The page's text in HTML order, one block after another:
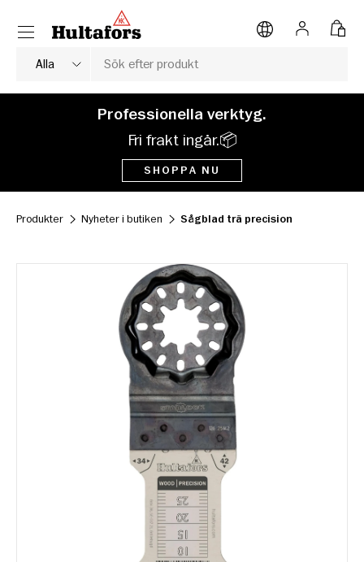
HOPPA TILL INNEHÅLL
Sök
Typ av produkt
Alla
Logga in
Meny
Professionella verktyg.
Fri frakt ingår.📦
SHOPPA NU
Produkter Nyheter i butiken Sågblad trä precision